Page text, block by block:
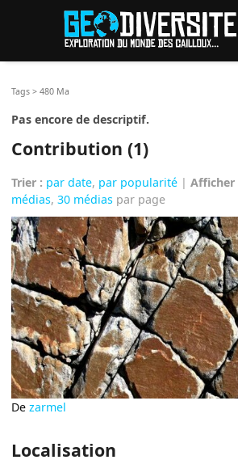
Tags >480 Ma
Pas encore de descriptif.
Contribution (1)
Trier : par date, par popularité |Afficher
médias,30 médias par page
Dezarmel
Localisation